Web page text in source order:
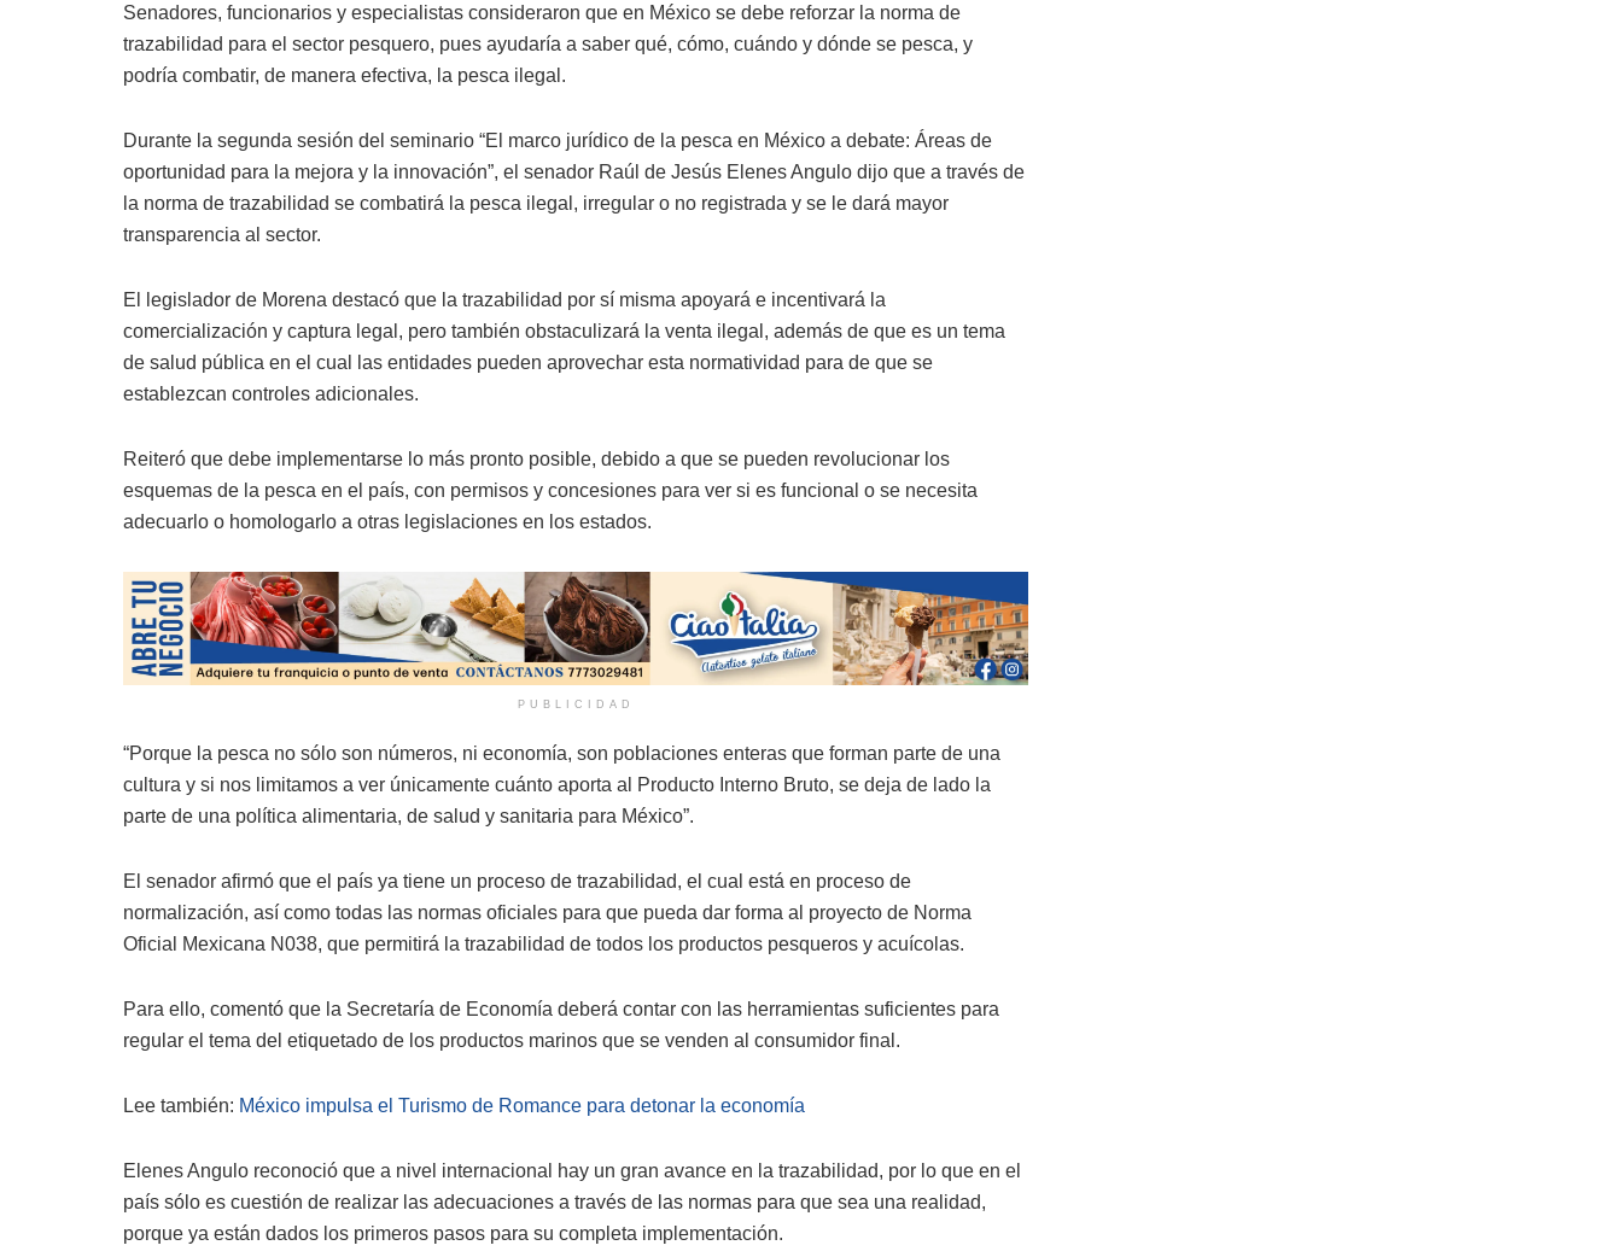
Senadores, funcionarios y especialistas consideraron que en México se debe reforzar la norma de
trazabilidad para el sector pesquero, pues ayudaría a saber qué, cómo, cuándo y dónde se pesca, y
podría combatir, de manera efectiva, la pesca ilegal.
Durante la segunda sesión del seminario “El marco jurídico de la pesca en México a debate: Áreas de
oportunidad para la mejora y la innovación”, el senador Raúl de Jesús Elenes Angulo dijo que a través de
la norma de trazabilidad se combatirá la pesca ilegal, irregular o no registrada y se le dará mayor
transparencia al sector.
El legislador de Morena destacó que la trazabilidad por sí misma apoyará e incentivará la
comercialización y captura legal, pero también obstaculizará la venta ilegal, además de que es un tema
de salud pública en el cual las entidades pueden aprovechar esta normatividad para de que se
establezcan controles adicionales.
Reiteró que debe implementarse lo más pronto posible, debido a que se pueden revolucionar los
esquemas de la pesca en el país, con permisos y concesiones para ver si es funcional o se necesita
adecuarlo o homologarlo a otras legislaciones en los estados.
PUBLICIDAD
“Porque la pesca no sólo son números, ni economía, son poblaciones enteras que forman parte de una
cultura y si nos limitamos a ver únicamente cuánto aporta al Producto Interno Bruto, se deja de lado la
parte de una política alimentaria, de salud y sanitaria para México”.
El senador afirmó que el país ya tiene un proceso de trazabilidad, el cual está en proceso de
normalización, así como todas las normas oficiales para que pueda dar forma al proyecto de Norma
Oficial Mexicana N038, que permitirá la trazabilidad de todos los productos pesqueros y acuícolas.
Para ello, comentó que la Secretaría de Economía deberá contar con las herramientas suficientes para
regular el tema del etiquetado de los productos marinos que se venden al consumidor final.
Lee también: México impulsa el Turismo de Romance para detonar la economía
Elenes Angulo reconoció que a nivel internacional hay un gran avance en la trazabilidad, por lo que en el
país sólo es cuestión de realizar las adecuaciones a través de las normas para que sea una realidad,
porque ya están dados los primeros pasos para su completa implementación.